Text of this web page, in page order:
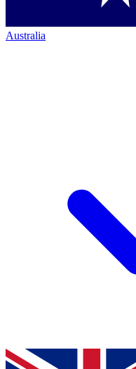
Australia